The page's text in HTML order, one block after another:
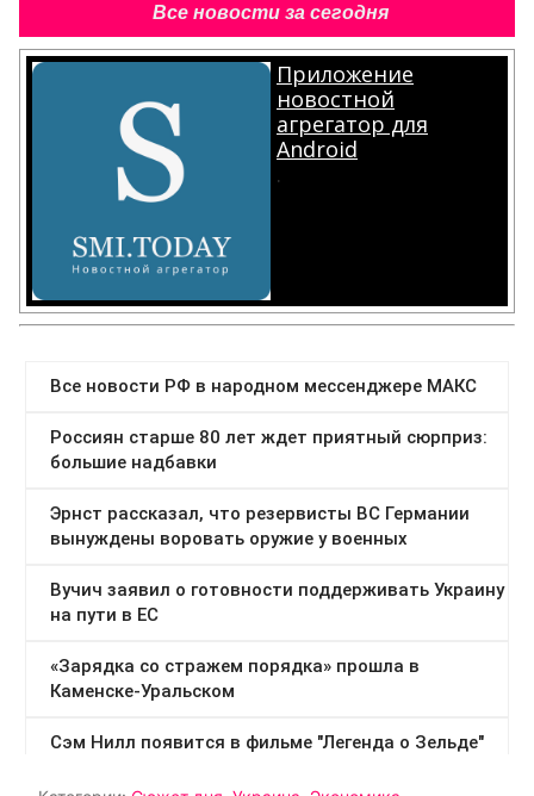
Все новости за сегодня
Приложение
новостной
агрегатор для
Android
.